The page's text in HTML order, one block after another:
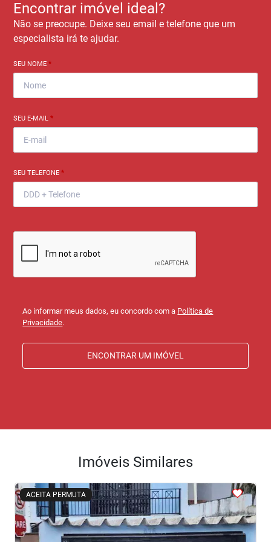
Encontrar imóvel ideal?
Não se preocupe. Deixe seu email e telefone que um
especialista irá te ajudar.
SEU NOME*
SEU E-MAIL*
SEU TELEFONE*
Ao informar meus dados, eu concordo com a Política de
Privacidade.
ENCONTRAR UM IMÓVEL
Imóveis Similares
ACEITA PERMUTA
<<<<